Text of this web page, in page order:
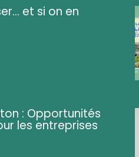
et si on en
: Opportunités
les entreprises